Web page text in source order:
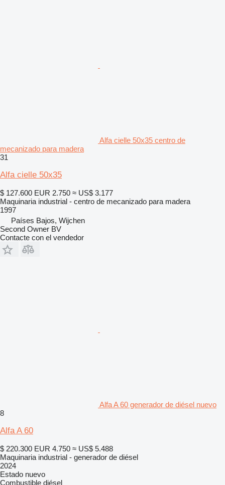
Alfa cielle 50x35 centro de
mecanizado para madera
31
Alfa cielle 50x35
$ 127.600 EUR 2.750 ≈ US$ 3.177
Maquinaria industrial - centro de mecanizado para madera
1997
Países Bajos, Wijchen
Second Owner BV
Contacte con el vendedor
Alfa A 60 generador de diésel nuevo
8
Alfa A 60
$ 220.300 EUR 4.750 ≈ US$ 5.488
Maquinaria industrial - generador de diésel
2024
Estado nuevo
Combustible diésel